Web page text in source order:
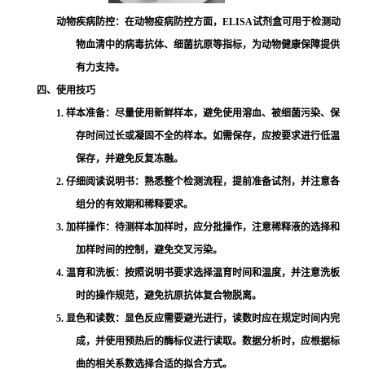
动物疾病防控：在动物疫病防控方面，ELISA试剂盒可用于检测动
物血清中的病毒抗体、细菌抗原等指标，为动物健康保障提供
有力支持。
四、使用技巧
1. 样本准备：尽量使用新鲜样本，避免使用溶血、被细菌污染、保
存时间过长或凝固不全的样本。如需保存，应按要求进行低温
保存，并避免反复冻融。
2. 仔细阅读说明书：熟悉整个检测流程，提前准备试剂，并注意各
组分的有效期和稀释要求。
3. 加样操作：待测样本加样时，应分批操作，注意稀释液的选择和
加样时间的控制，避免交叉污染。
4. 温育和洗板：按照说明书要求选择温育时间和温度，并注意洗板
时的操作规范，避免抗原抗体复合物脱离。
5. 显色和读数：显色反应需要避光进行，读数时应在规定时间内完
成，并使用预热后的酶标仪进行读取。数据分析时，应根据标
曲的相关系数选择合适的拟合方式。